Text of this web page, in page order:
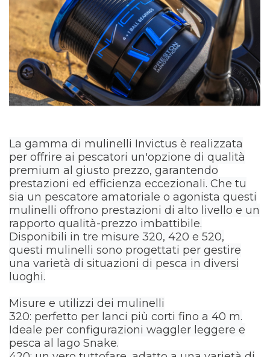
La gamma di mulinelli Invictus è realizzata
per offrire ai pescatori un'opzione di qualità
premium al giusto prezzo, garantendo
prestazioni ed efficienza eccezionali. Che tu
sia un pescatore amatoriale o agonista questi
mulinelli offrono prestazioni di alto livello e un
rapporto qualità-prezzo imbattibile.
Disponibili in tre misure 320, 420 e 520,
questi mulinelli sono progettati per gestire
una varietà di situazioni di pesca in diversi
luoghi.
Misure e utilizzi dei mulinelli
320: perfetto per lanci più corti fino a 40 m.
Ideale per configurazioni waggler leggere e
pesca al lago Snake.